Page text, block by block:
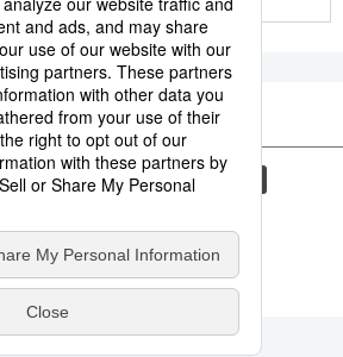
在日外国人 在留资格